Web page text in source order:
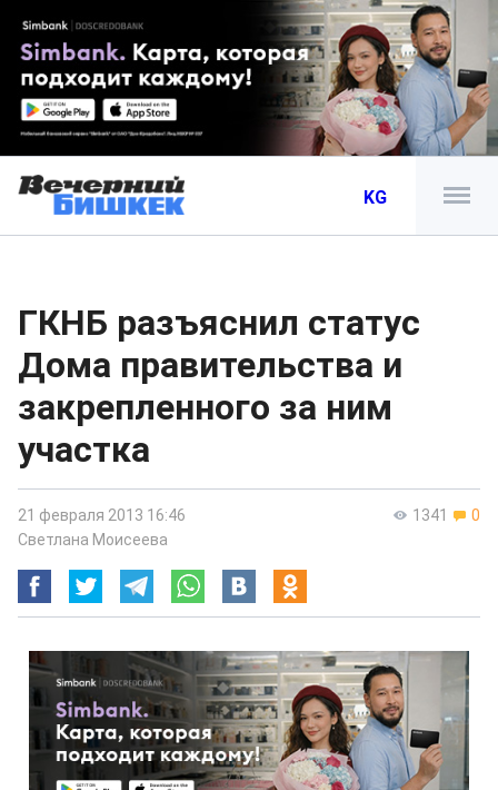
KG
ГКНБ разъяснил статус
Дома правительства и
закрепленного за ним
участка
1341 0
21 февраля 2013 16:46
Светлана Моисеева